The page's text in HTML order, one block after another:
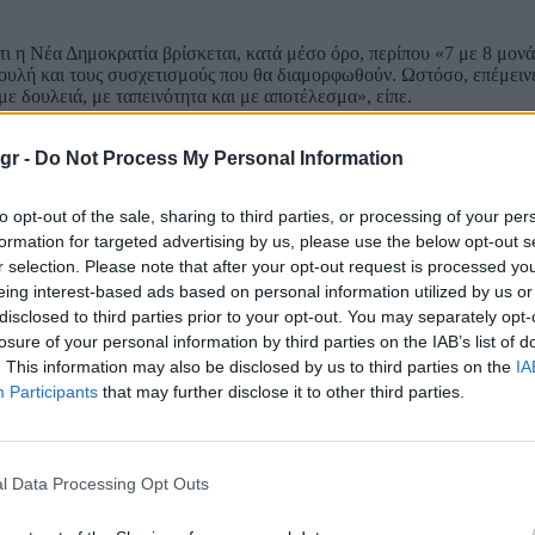
- Do Not Process My Personal Information
opt-out of the sale, sharing to third parties, or processing of your
for targeted advertising by us, please use the below opt-out
selection. Please note that after your opt-out request is processed
interest-based ads based on personal information utilized by us
to third parties prior to your opt-out. You may separately
of your personal information by third parties on the IAB’s list of
This information may also be disclosed by us to third parties on the
Participants that may further disclose it to other third parties.
Data Processing Opt Outs
Νέα Δημοκρατία βρίσκεται, κατά μέσο όρο, περίπου «7 με 8
και τους συσχετισμούς που θα διαμορφωθούν. Ωστόσο,
δουλειά, με ταπεινότητα και με αποτέλεσμα», είπε.
σε περίπτωση που η κάλπη δεν δώσει αυτοδυναμία. «Το βράδυ των
θα πάει στις εκλογές με καθαρό αίτημα αυτοδυναμίας. Αν οι
της».
Μαρινάκης είπε ότι η Χαριλάου Τρικούπη «θα μπορούσε να
θεσμικής συνέπειας». Την ίδια στιγμή, απέκλεισε
γίνει «σαν τον κ. Τσίπρα» για να συγκυβερνήσει με την άκρα
Νίκο Ανδρουλάκη, απορρίπτοντας το ενδεχόμενο τρίτου προσώπου
ψήφο και όχι από ΑΣΕΠ, από κλειστές πόρτες και από το
πρόεδρο του ΠΑΣΟΚ ότι μετέτρεψε το κόμμα του σε
εναλλακτική πρόταση διακυβέρνησης.